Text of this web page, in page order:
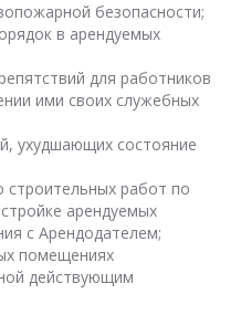
безопасности;
в арендуемых
для работников
ими своих служебных
ухудшающих состояние
строительных работ по
арендуемых
с Арендодателем;
помещениях
действующим